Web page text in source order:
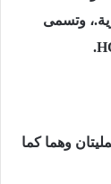
وتسمى
.
وھما كما